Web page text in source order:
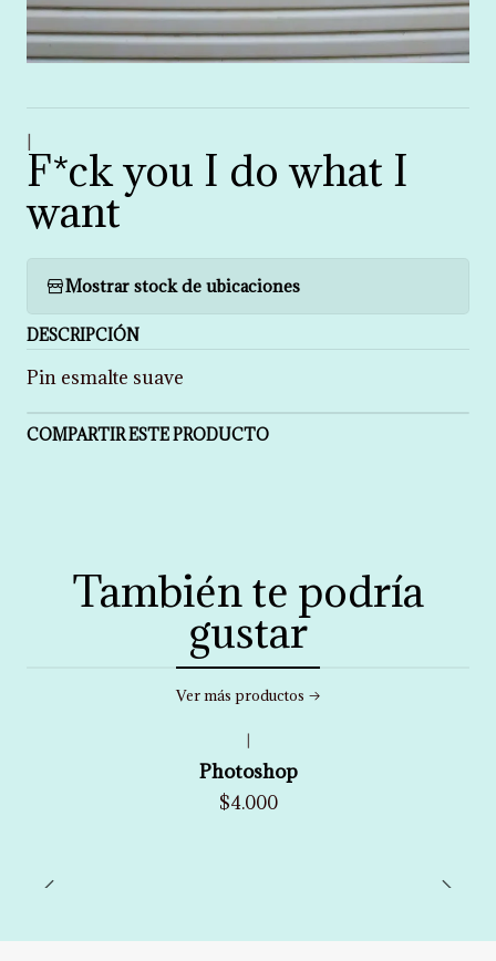
F*ck you I do what I
want
Mostrar stock de ubicaciones
DESCRIPCIÓN
Pin esmalte suave
COMPARTIR ESTE PRODUCTO
También te podría
gustar
Ver más productos
Photoshop
$4.000